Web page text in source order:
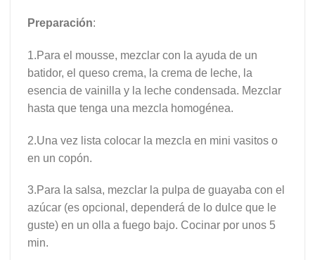
Preparación:
1.Para el mousse, mezclar con la ayuda de un
batidor, el queso crema, la crema de leche, la
esencia de vainilla y la leche condensada. Mezclar
hasta que tenga una mezcla homogénea.
2.Una vez lista colocar la mezcla en mini vasitos o
en un copón.
3.Para la salsa, mezclar la pulpa de guayaba con el
azúcar (es opcional, dependerá de lo dulce que le
guste) en un olla a fuego bajo. Cocinar por unos 5
min.